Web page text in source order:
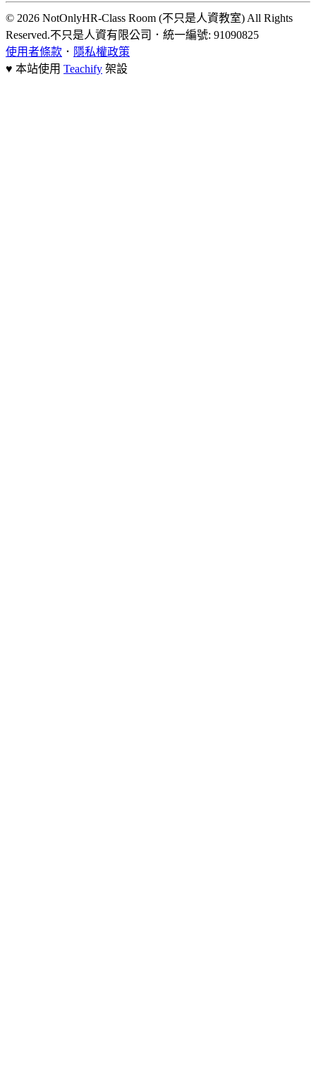
© 2026 NotOnlyHR-Class Room (不只是人資教室) All Rights
Reserved.不只是人資有限公司 ． 統一編號: 91090825
使用者條款 ． 隱私權政策
♥ 本站使用 Teachify 架設